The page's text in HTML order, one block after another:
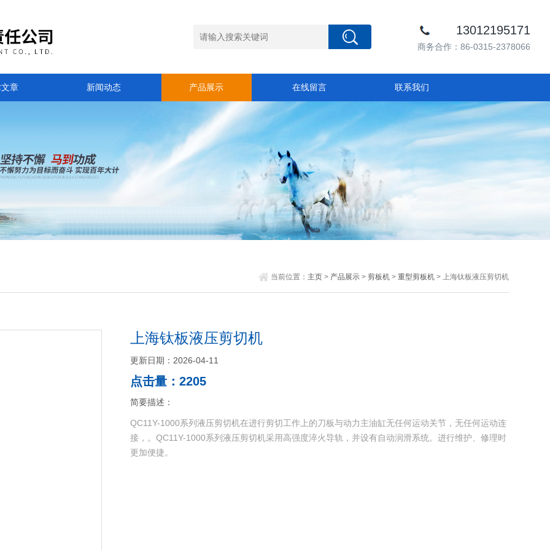
13012195171
商务合作：86-0315-2378066
章 新闻动态 产品展示 在线留言 联系我们
当前位置： 主页> 产品展示> 剪板机> 重型剪板机> 上海钛板液压剪切机
上海钛板液压剪切机
更新日期：2026-04-11
点击量：2205
简要描述：
QC11Y-1000系列液压剪切机在进行剪切工作上的刀板与动力主油缸无任何运动关节，无任何运动连
接，。QC11Y-1000系列液压剪切机采用高强度淬火导轨，并设有自动润滑系统。进行维护、修理时
更加便捷。